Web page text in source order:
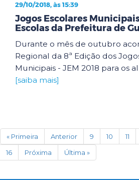
29/10/2018, às 15:39
Jogos Escolares
Escolas da Prefeitura de
Durante o mês de outubro
Regional da 8ª Edição dos
Municipais - JEM 2018 para os
[saiba mais]
« Primeira Anterior 9 10 11
16
Próxima Última »